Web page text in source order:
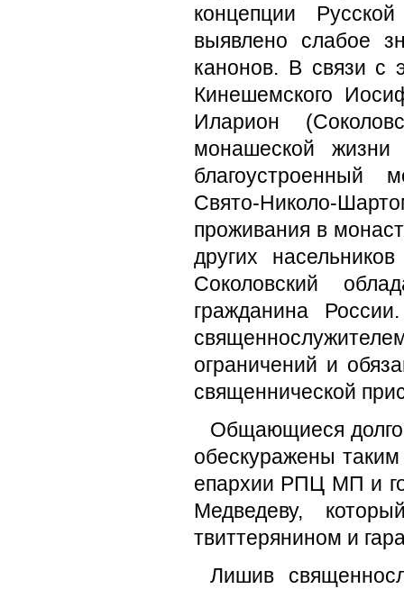
концепции
выявлено слабое
канонов. В связи с
Кинешемского
Иларион
монашеской
благоустроенный
Свято-Николо-
проживания в
других
Соколовский
гражданина
ограничений и
священнической
Общающиеся
обескуражены
епархии РПЦ МП и
Медведеву,
твиттерянином и
Лишив